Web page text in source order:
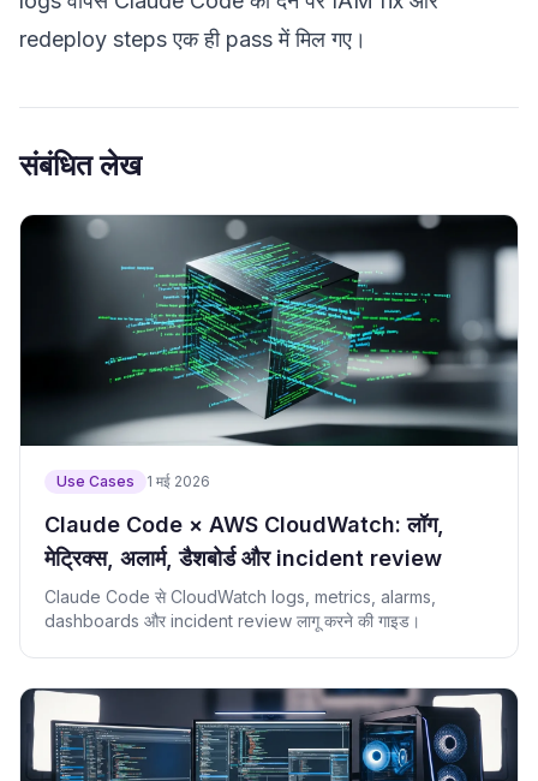
redeploy steps एक ही pass में मिल गए।
संबंधित लेख
Use Cases 1 मई 2026
Claude Code × AWS CloudWatch: लॉग,
मेट्रिक्स, अलार्म, डैशबोर्ड और incident review
Claude Code से CloudWatch logs, metrics, alarms,
dashboards और incident review लागू करने की गाइड।